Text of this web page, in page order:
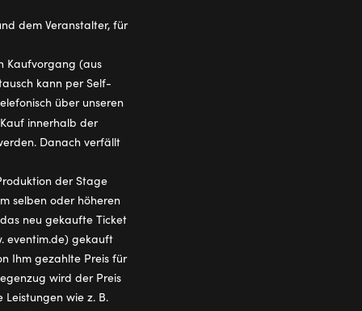
dem Veranstalter, für
Kaufvorgang (aus
kann per Self-
über unseren
innerhalb der
Danach verfällt
der Stage
selben oder höheren
neu gekaufte Ticket
eventim.de) gekauft
Ihm gezahlte Preis für
wird der Preis
wie z. B.